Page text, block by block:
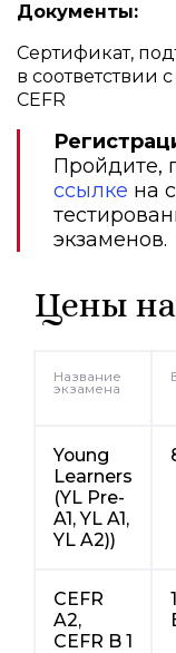
Документы:
Сертификат,
в соответствии
CEFR
Пройдите,
ссылке на
экзаменов.
Цены
Название
экзамена
Young
Learners
(YL Pre-
A1, YL A1,
YL A2))
CEFR
A2,
CEFR B 1